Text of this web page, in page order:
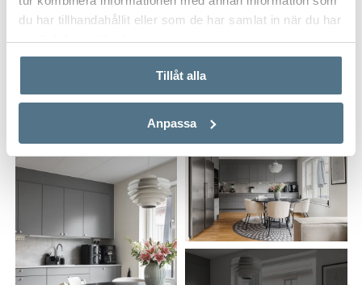
du har tillhandahållit eller som de har samlat in när du har
använt deras tjänster.
Tillåt alla
Anpassa